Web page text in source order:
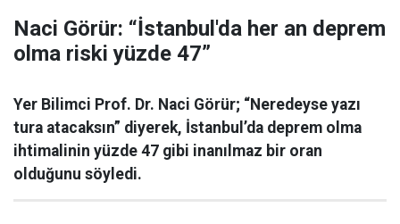
Naci Görür: “İstanbul'da her an deprem
olma riski yüzde 47”
Yer Bilimci Prof. Dr. Naci Görür; “Neredeyse yazı
tura atacaksın” diyerek, İstanbul’da deprem olma
ihtimalinin yüzde 47 gibi inanılmaz bir oran
olduğunu söyledi.